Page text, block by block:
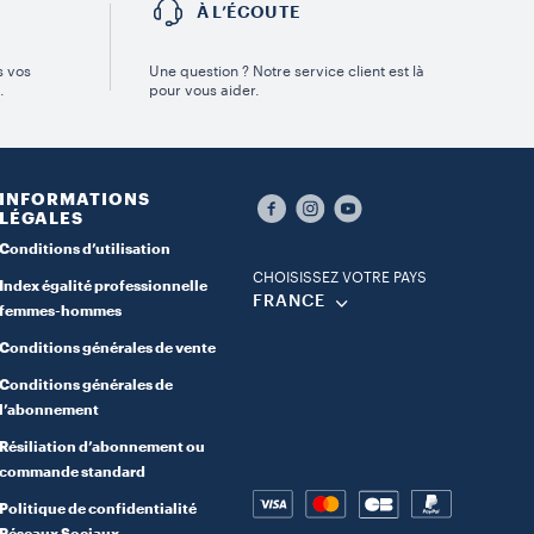
vos
À L’ÉCOUTE
Une question ? Notre service client est là
pour vous aider.
d’utilisation
égalité professionnelle
hommes
générales de vente
générales de
d’abonnement ou
standard
de confidentialité
CHOISISSEZ VOTRE PAYS
FRANCE